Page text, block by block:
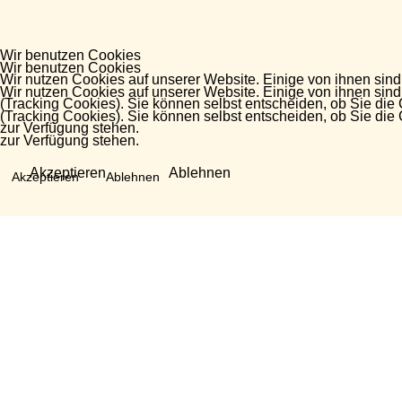
Wir benutzen Cookies
Wir nutzen Cookies auf unserer Website. Einige von ihnen
(Tracking Cookies). Sie können selbst entscheiden, ob Sie
zur Verfügung stehen.
Akzeptieren Ablehnen
Wir benutzen Cookies
Wir nutzen Cookies auf unserer Website. Einige von ihnen
(Tracking Cookies). Sie können selbst entscheiden, ob Sie
zur Verfügung stehen.
Akzeptieren Ablehnen